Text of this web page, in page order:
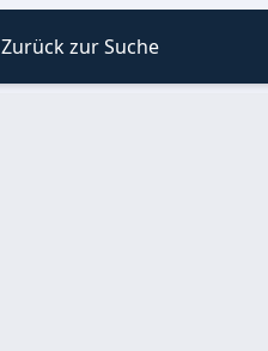
Zurück zur Suche